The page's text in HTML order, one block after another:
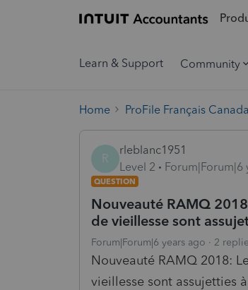
Learn & Support Community
Home ProFile Français Canada
R
rleblanc1951
Level 2
Forum|Forum|6
QUESTION
Nouveauté RAMQ
de vieillesse sont
Forum|Forum|6 years ago 2
Nouveauté RAMQ 2018:
vieillesse sont assujetties